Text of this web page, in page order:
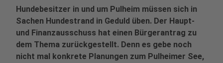
Hundebesitzer in und um Pulheim müssen sich in
Sachen Hundestrand in Geduld üben. Der Haupt-
und Finanzausschuss hat einen Bürgerantrag zu
dem Thema zurückgestellt. Denn es gebe noch
nicht mal konkrete Planungen zum Pulheimer See,